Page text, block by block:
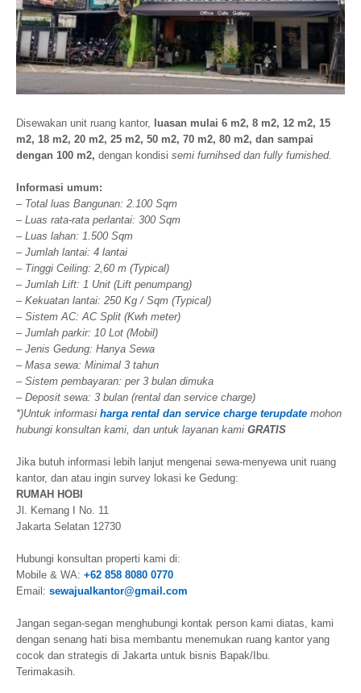
Disewakan unit ruang kantor, luasan mulai 6 m2, 8 m2, 12 m2, 15
m2, 18 m2, 20 m2, 25 m2, 50 m2, 70 m2, 80 m2, dan sampai
dengan 100 m2, dengan kondisi semi furnihsed dan fully furnished.
Informasi umum:
– Total luas Bangunan: 2.100 Sqm
– Luas rata-rata perlantai: 300 Sqm
– Luas lahan: 1.500 Sqm
– Jumlah lantai: 4 lantai
– Tinggi Ceiling: 2,60 m (Typical)
– Jumlah Lift: 1 Unit (Lift penumpang)
– Kekuatan lantai: 250 Kg / Sqm (Typical)
– Sistem AC: AC Split (Kwh meter)
– Jumlah parkir: 10 Lot (Mobil)
– Jenis Gedung: Hanya Sewa
– Masa sewa: Minimal 3 tahun
– Sistem pembayaran: per 3 bulan dimuka
– Deposit sewa: 3 bulan (rental dan service charge)
*)Untuk informasi harga rental dan service charge terupdate mohon
hubungi konsultan kami, dan untuk layanan kami GRATIS
Jika butuh informasi lebih lanjut mengenai sewa-menyewa unit ruang
kantor, dan atau ingin survey lokasi ke Gedung:
RUMAH HOBI
Jl. Kemang I No. 11
Jakarta Selatan 12730
Hubungi konsultan properti kami di:
Mobile & WA: +62 858 8080 0770
Email: sewajualkantor@gmail.com
Jangan segan-segan menghubungi kontak person kami diatas, kami
dengan senang hati bisa membantu menemukan ruang kantor yang
cocok dan strategis di Jakarta untuk bisnis Bapak/Ibu.
Terimakasih.